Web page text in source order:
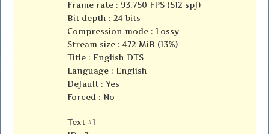
Frame rate : 93.750 FPS (512 spf)
Bit depth : 24 bits
Compression mode : Lossy
Stream size : 472 MiB (13%)
Title : English DTS
Language : English
Default : Yes
Forced : No
Text #1